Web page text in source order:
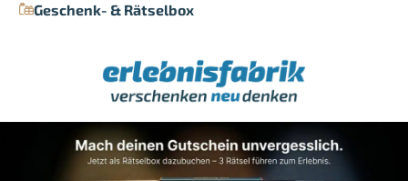
Geschenk- & Rätselbox